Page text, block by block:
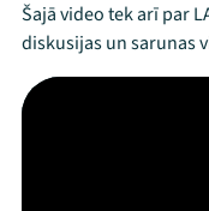
Šajā video tek arī par
diskusijas un sarunas